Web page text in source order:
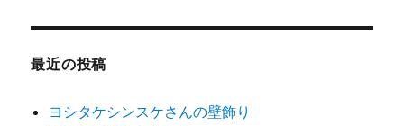
最近の投稿
ヨシタケシンスケさんの壁飾り